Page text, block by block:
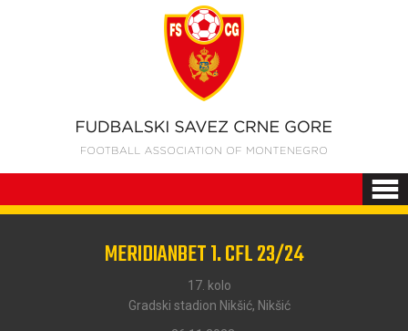
MERIDIANBET 1. CFL 23/24
17. kolo
Gradski stadion Nikšić, Nikšić